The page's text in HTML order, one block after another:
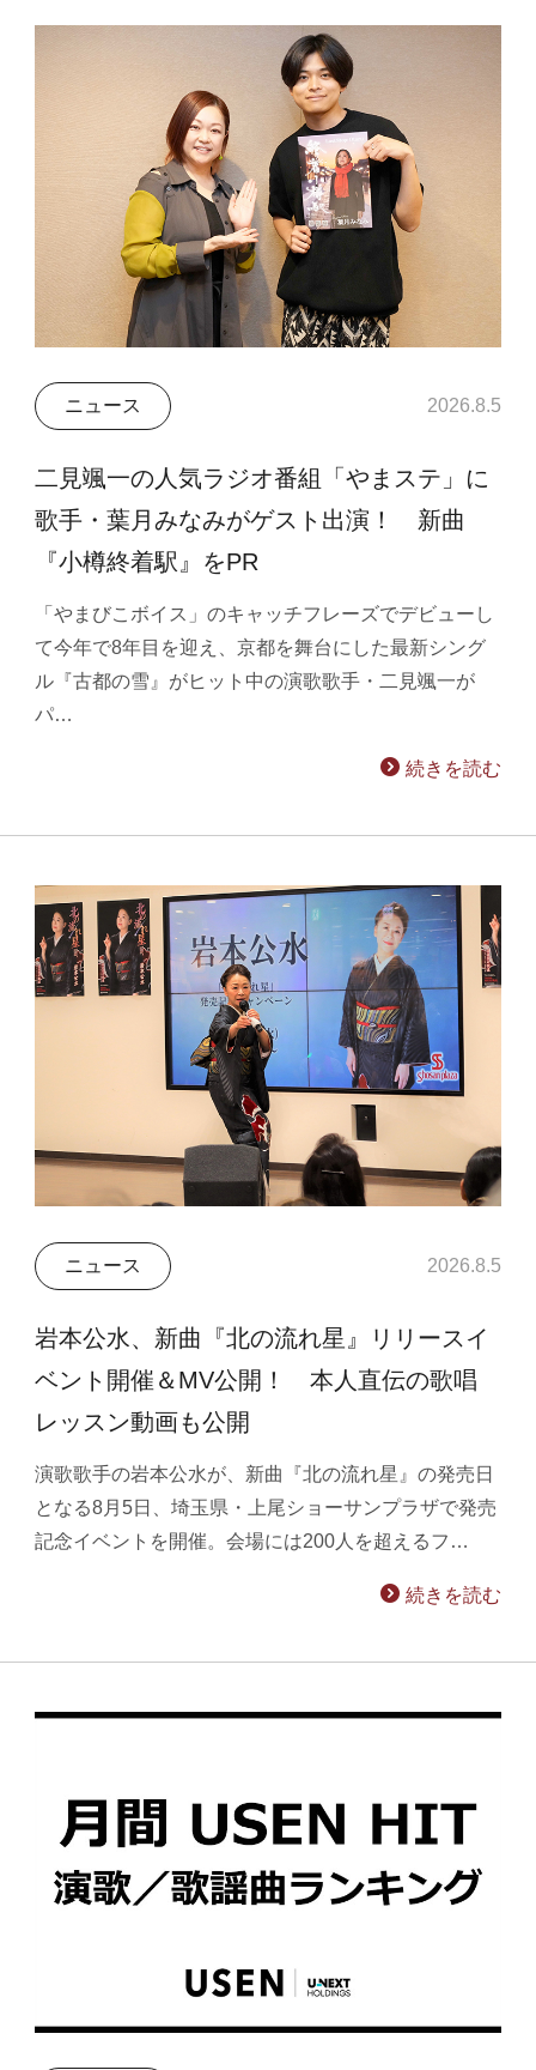
ニュース 2026.8.5
二見颯一の人気ラジオ番組「やまステ」に
歌手・葉月みなみがゲスト出演！ 新曲
『小樽終着駅』をPR
「やまびこボイス」のキャッチフレーズでデビューし
て今年で8年目を迎え、京都を舞台にした最新シング
ル『古都の雪』がヒット中の演歌歌手・二見颯一が
パ…
続きを読む
ニュース 2026.8.5
岩本公水、新曲『北の流れ星』リリースイ
ベント開催＆MV公開！ 本人直伝の歌唱
レッスン動画も公開
演歌歌手の岩本公水が、新曲『北の流れ星』の発売日
となる8月5日、埼玉県・上尾ショーサンプラザで発売
記念イベントを開催。会場には200人を超えるフ…
続きを読む